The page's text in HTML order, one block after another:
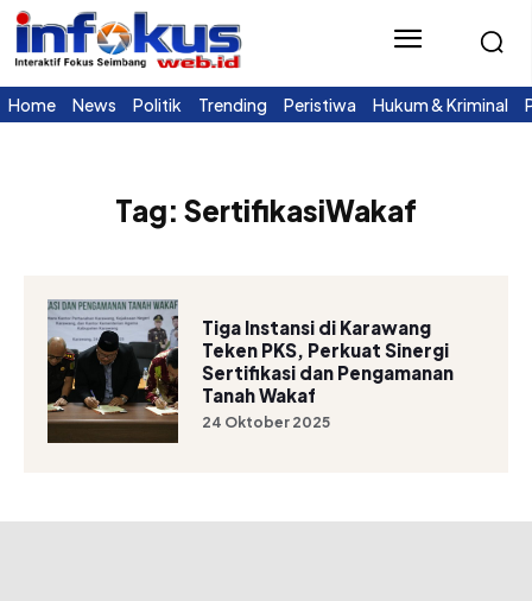
Home News Politik Trending Peristiwa Hukum & Kriminal
Tag: SertifikasiWakaf
Tiga Instansi di Karawang
Teken PKS, Perkuat Sinergi
Sertifikasi dan Pengamanan
Tanah Wakaf
24 Oktober 2025